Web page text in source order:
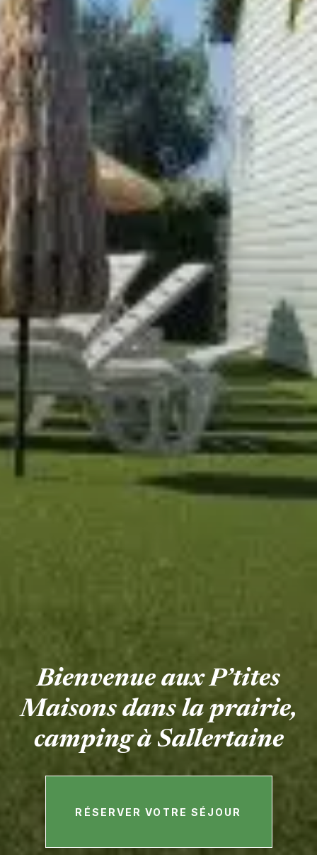
Bienvenue aux P’tites
Maisons dans la prairie,
camping à Sallertaine
RÉSERVER VOTRE SÉJOUR